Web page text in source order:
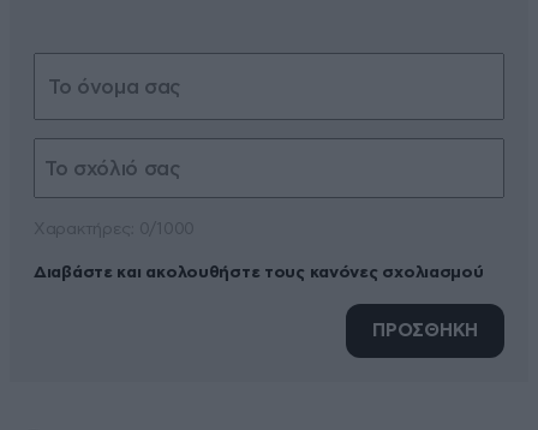
Διαβάστε και ακολουθήστε τους κανόνες σχολιασμού
ΠΡΟΣΘΗΚΗ